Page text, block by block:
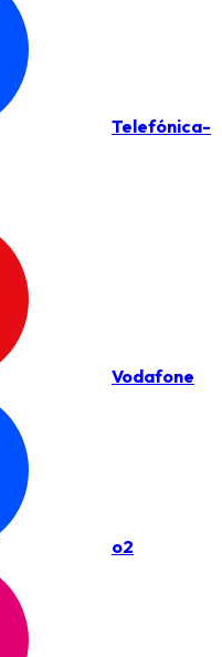
Telefónica-
Vodafone
o2